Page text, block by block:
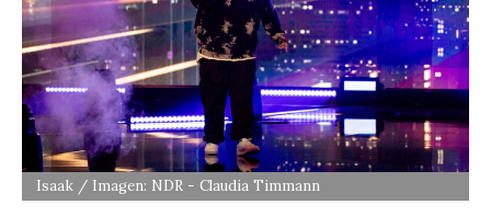
Isaak / Imagen: NDR - Claudia Timmann